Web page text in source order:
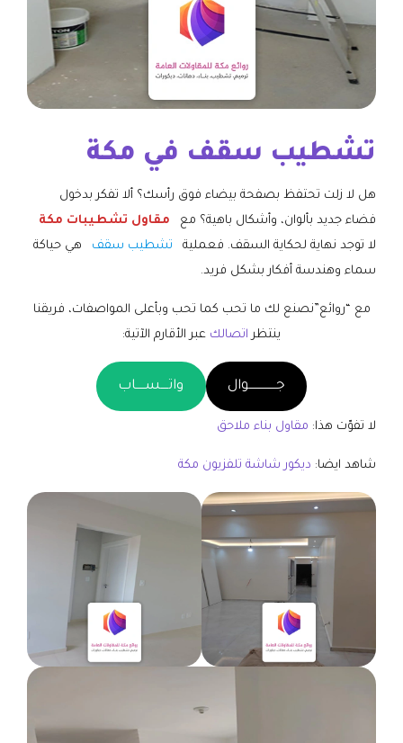
تشطيب سقف في مكة
هل لا زلت تحتفظ بصفحة بيضاء فوق رأسك؟ ألا تفكر بدخول
فضاء جديد بألوان، وأشكال باهية؟ مع
مقاول تشطيبات مكة
لا توجد نهاية لحكاية السقف. فعملية
تشطيب سقف
هي حياكة
سماء وهندسة أفكار بشكل فريد.
مع “روائع”نصنع لك ما تحب كما تحب وبأعلى المواصفات، فريقنا
ينتظر اتصالك عبر الأقارم الآتية:
جـــــــــــــــوال واتــــســـــاب
لا تفوّت هذا: مقاول بناء ملاحق
شاهد ايضا: ديكور شاشة تلفزيون مكة